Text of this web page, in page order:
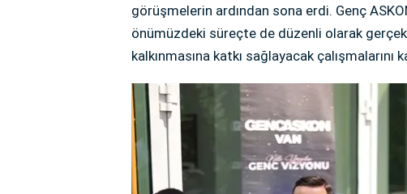
görüşmelerin ardından sona erdi. Genç
önümüzdeki süreçte de düzenli olarak
kalkınmasına katkı sağlayacak